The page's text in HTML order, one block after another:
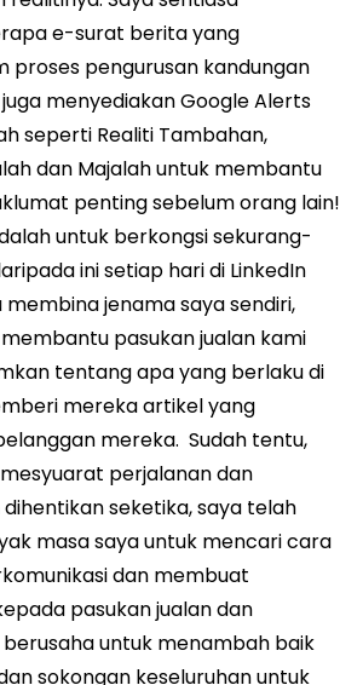
e-surat berita yang
proses pengurusan kandungan
menyediakan Google Alerts
seperti Realiti Tambahan,
dan Majalah untuk membantu
penting sebelum orang lain!
untuk berkongsi sekurang-
ini setiap hari di LinkedIn
jenama saya sendiri,
pasukan jualan kami
tentang apa yang berlaku di
mereka artikel yang
mereka. Sudah tentu,
perjalanan dan
seketika, saya telah
masa saya untuk mencari cara
dan membuat
pasukan jualan dan
untuk menambah baik
sokongan keseluruhan untuk